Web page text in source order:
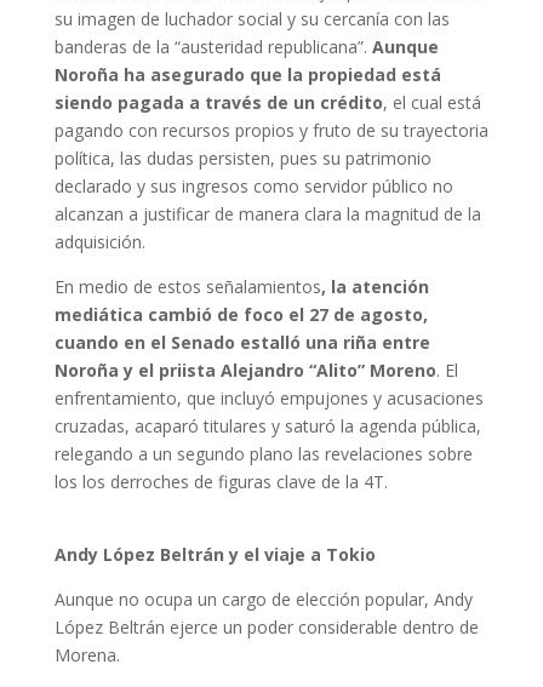
su imagen de luchador social y su cercanía con las
banderas de la “austeridad republicana”. Aunque
Noroña ha asegurado que la propiedad está
siendo pagada a través de un crédito, el cual está
pagando con recursos propios y fruto de su trayectoria
política, las dudas persisten, pues su patrimonio
declarado y sus ingresos como servidor público no
alcanzan a justificar de manera clara la magnitud de la
adquisición.
En medio de estos señalamientos, la atención
mediática cambió de foco el 27 de agosto,
cuando en el Senado estalló una riña entre
Noroña y el priista Alejandro “Alito” Moreno. El
enfrentamiento, que incluyó empujones y acusaciones
cruzadas, acaparó titulares y saturó la agenda pública,
relegando a un segundo plano las revelaciones sobre
los los derroches de figuras clave de la 4T.
Andy López Beltrán y el viaje a Tokio
Aunque no ocupa un cargo de elección popular, Andy
López Beltrán ejerce un poder considerable dentro de
Morena.